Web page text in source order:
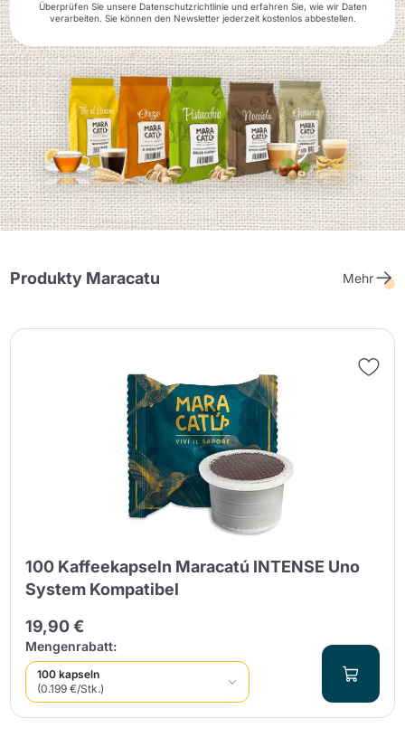
Blue / In Black Bialetti
Uno System Lavazza Firma
Nespresso
Professional
Illy Iperespresso
Illy X-Caps
Überprüfen Sie unsere Datenschutzrichtlinie und erfahren Sie, wie wir Daten
verarbeiten. Sie können den Newsletter jederzeit kostenlos abbestellen.
Produkty Maracatu Mehr
100 Kaffeekapseln Maracatú INTENSE Uno
System Kompatibel
19,90 €
Mengenrabatt:
100 kapseln
(0.199 €/Stk.)